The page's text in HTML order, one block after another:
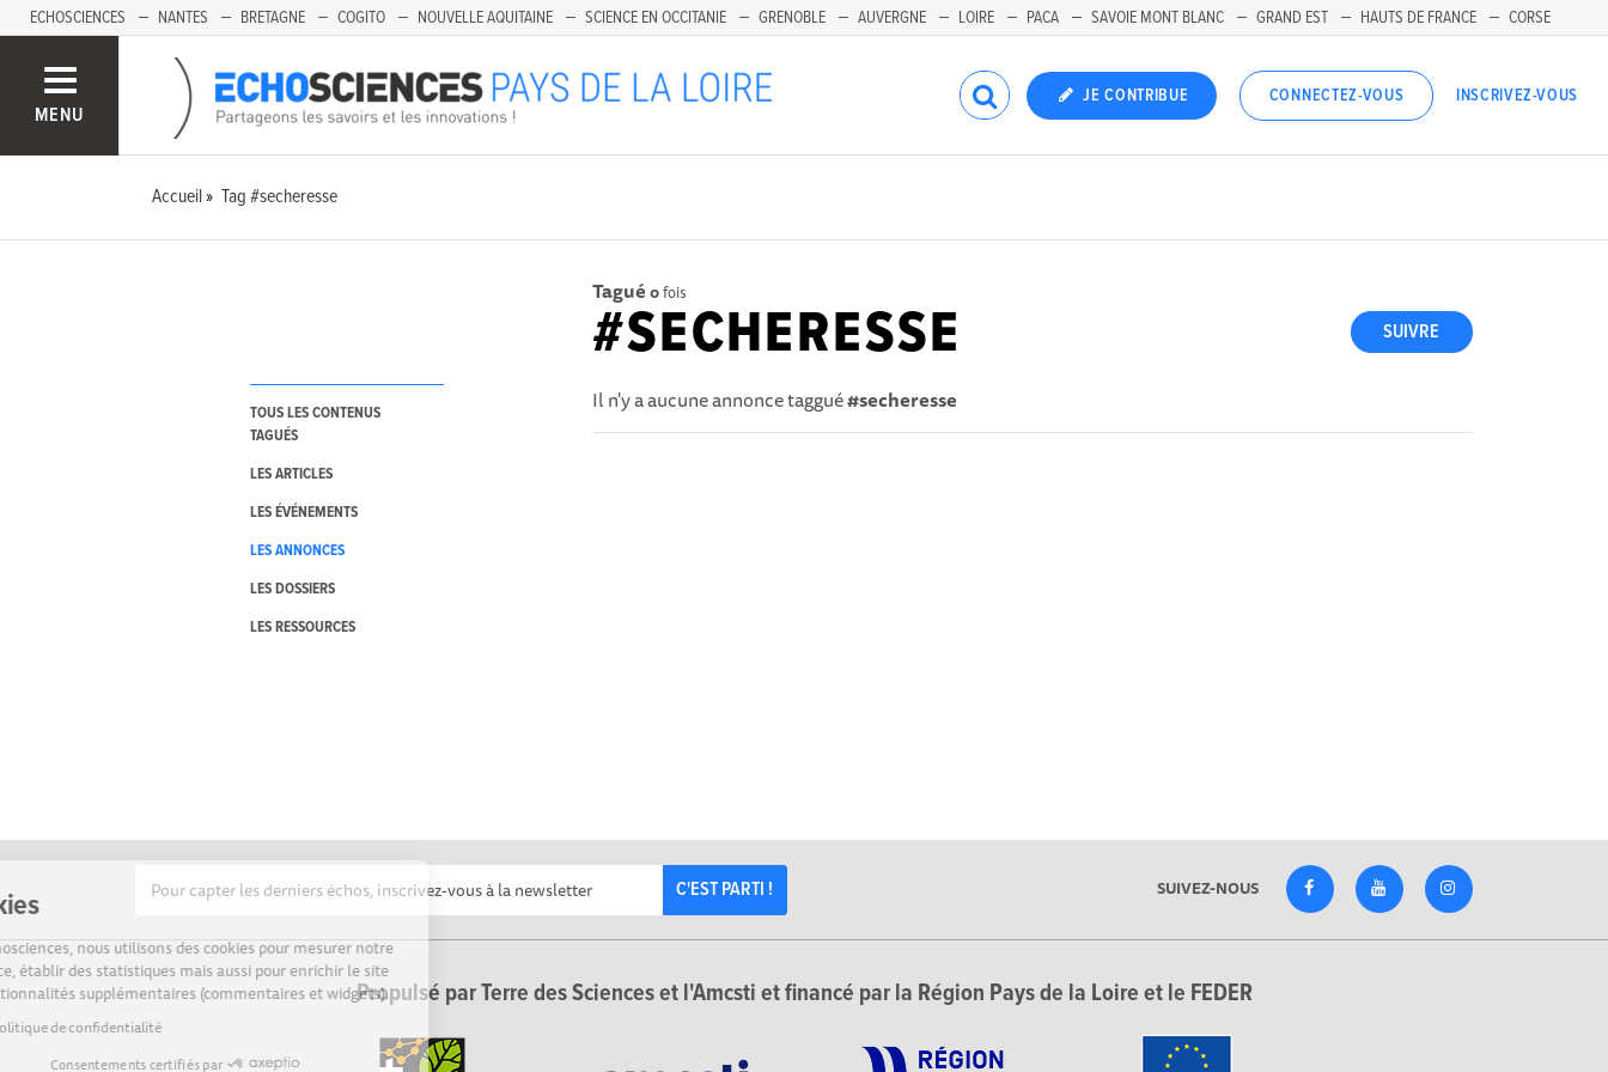
Sur Echosciences, nous utilisons des cookies pour mesurer notre
audience, établir des statistiques mais aussi pour enrichir le site
de fonctionnalités supplémentaires (commentaires et widgets).
Lire la politique de confidentialité
Consentements certifiés par
ECHOSCIENCES NANTES BRETAGNE COGITO NOUVELLE AQUITAINE SCIENCE EN OCCITANIE GRENOBLE AUVERGNE LOIRE PACA SAVOIE MONT BLANC GRAND EST HAUTS DE FRANCE CORSE
MENU
JE CONTRIBUE CONNECTEZ-VOUS INSCRIVEZ-VOUS
Accueil Tag #secheresse
TOUS LES CONTENUS
TAGUÉS
LES ARTICLES
LES ÉVÉNEMENTS
LES ANNONCES
LES DOSSIERS
LES RESSOURCES
Tagué 0fois
SUIVRE
#SECHERESSE
Il n'y a aucune annonce taggué#secheresse
C'EST PARTI ! SUIVEZ-NOUS
Propulsé par Terre des Sciences et l'Amcsti et financé par la Région Pays de la Loire et le FEDER